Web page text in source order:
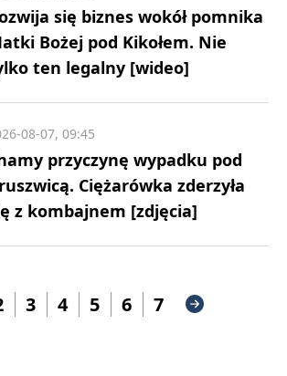
się biznes wokół pomnika
Bożej pod Kikołem. Nie
ten legalny [wideo]
przyczynę wypadku pod
Ciężarówka zderzyła
z kombajnem [zdjęcia]
08-07, 09:45
3 4 5 6 7